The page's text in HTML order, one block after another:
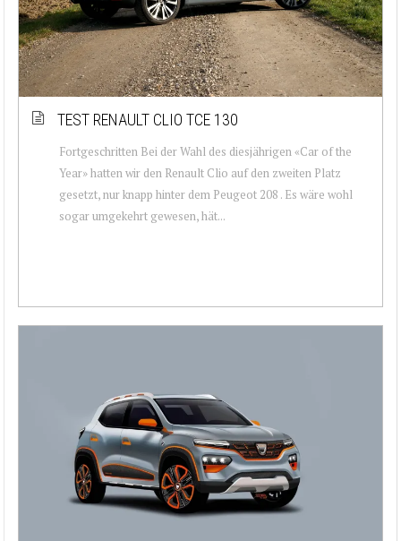
TEST RENAULT CLIO TCE 130
Fortgeschritten Bei der Wahl des diesjährigen «Car of the
Year» hatten wir den Renault Clio auf den zweiten Platz
gesetzt, nur knapp hinter dem Peugeot 208 . Es wäre wohl
sogar umgekehrt gewesen, hät...